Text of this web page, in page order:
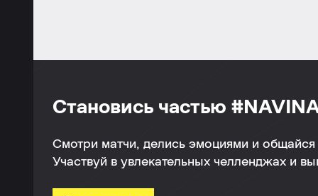
Становись частью
Смотри матчи, делись эмоциями и общайся
Участвуй в увлекательных челленджах и